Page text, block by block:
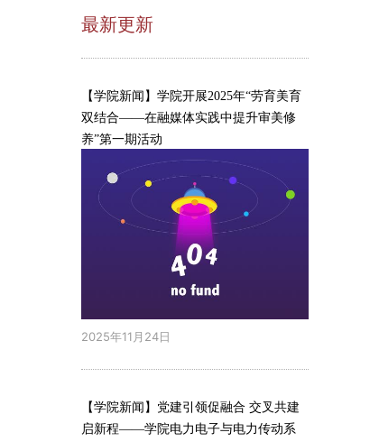
最新更新
【学院新闻】学院开展2025年“劳育美育
双结合——在融媒体实践中提升审美修
养”第一期活动
2025年11月24日
【学院新闻】党建引领促融合 交叉共建
启新程——学院电力电子与电力传动系